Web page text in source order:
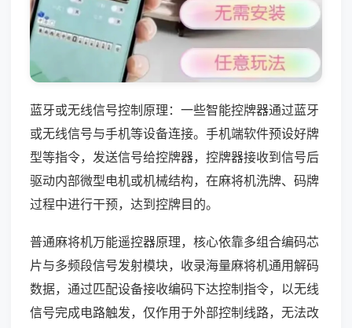
蓝牙或无线信号控制原理：一些智能控牌器通过蓝牙
或无线信号与手机等设备连接。手机端软件预设好牌
型等指令，发送信号给控牌器，控牌器接收到信号后
驱动内部微型电机或机械结构，在麻将机洗牌、码牌
过程中进行干预，达到控牌目的。
普通麻将机万能遥控器原理，核心依靠多组合编码芯
片与多频段信号发射模块，收录海量麻将机通用解码
数据，通过匹配设备接收编码下达控制指令，以无线
信号完成电路触发，仅作用于外部控制线路，无法改